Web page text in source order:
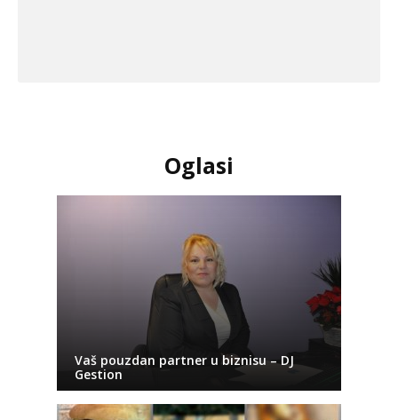
Oglasi
Vaš pouzdan partner u biznisu – DJ
Gestion